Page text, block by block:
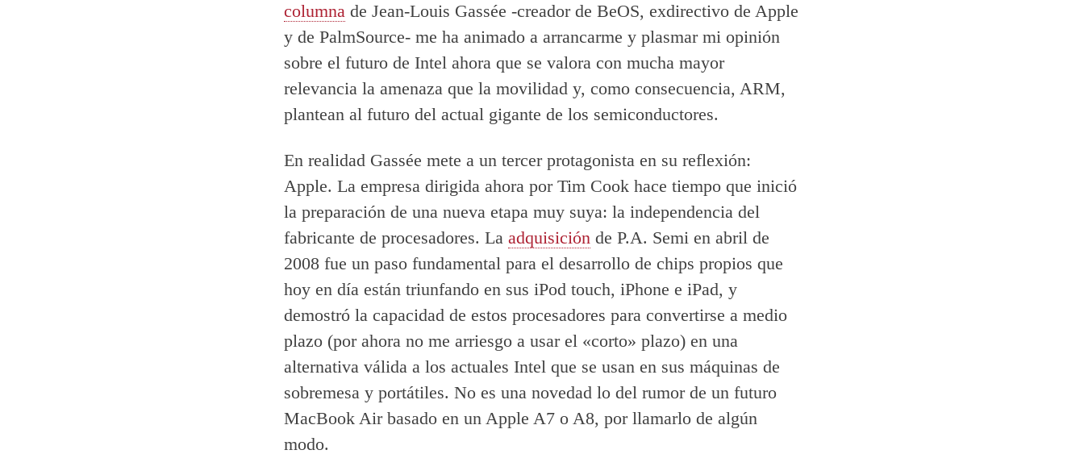
columna de Jean-Louis Gassée -creador de BeOS, exdirectivo de Apple
y de PalmSource- me ha animado a arrancarme y plasmar mi opinión
sobre el futuro de Intel ahora que se valora con mucha mayor
relevancia la amenaza que la movilidad y, como consecuencia, ARM,
plantean al futuro del actual gigante de los semiconductores.
En realidad Gassée mete a un tercer protagonista en su reflexión:
Apple. La empresa dirigida ahora por Tim Cook hace tiempo que inició
la preparación de una nueva etapa muy suya: la independencia del
fabricante de procesadores. La adquisición de P.A. Semi en abril de
2008 fue un paso fundamental para el desarrollo de chips propios que
hoy en día están triunfando en sus iPod touch, iPhone e iPad, y
demostró la capacidad de estos procesadores para convertirse a medio
plazo (por ahora no me arriesgo a usar el «corto» plazo) en una
alternativa válida a los actuales Intel que se usan en sus máquinas de
sobremesa y portátiles. No es una novedad lo del rumor de un futuro
MacBook Air basado en un Apple A7 o A8, por llamarlo de algún
modo.